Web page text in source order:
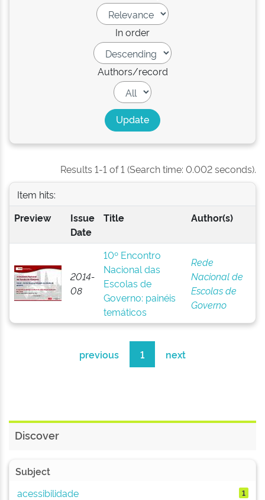
In order
Authors/record
Results 1-1 of 1 (Search time: 0.002 seconds).
Item hits:
Preview
Issue
Date
Title Author(s)
2014-
08
10º Encontro
Nacional das
Escolas de
Governo: painéis
temáticos
Rede
Nacional de
Escolas de
Governo
previous 1 next
Discover
Subject
acessibilidade
1